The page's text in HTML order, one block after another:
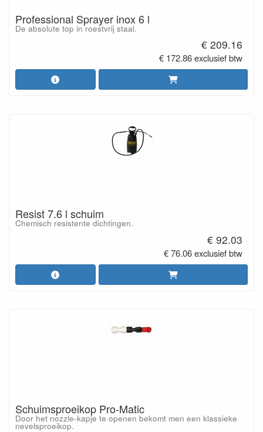
Professional Sprayer inox 6 l
De absolute top in roestvrij staal.
€ 209.16
€ 172.86 exclusief btw
Resist 7.6 l schuim
Chemisch resistente dichtingen.
€ 92.03
€ 76.06 exclusief btw
Schuimsproeikop Pro-Matic
Door het nozzle-kapje te openen bekomt men een klassieke
nevelsproeikop.